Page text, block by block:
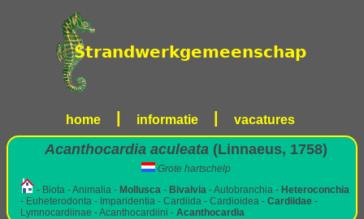
home informatie vacatures
Acanthocardia aculeata (Linnaeus, 1758)
Grote hartschelp
- Biota - Animalia - Mollusca - Bivalvia - Autobranchia - Heteroconchia
- Euheterodonta - Imparidentia - Cardiida - Cardioidea - Cardiidae -
Lymnocardiinae - Acanthocardiini - Acanthocardia